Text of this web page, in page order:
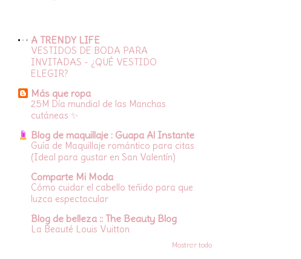
A TRENDY LIFE
VESTIDOS DE BODA PARA
INVITADAS - ¿QUÉ VESTIDO
ELEGIR?
Más que ropa
25M Día mundial de las Manchas
cutáneas ✨
Blog de maquillaje : Guapa Al Instante
Guía de Maquillaje romántico para citas
(Ideal para gustar en San Valentín)
Comparte Mi Moda
Cómo cuidar el cabello teñido para que
luzca espectacular
Blog de belleza :: The Beauty Blog
La Beauté Louis Vuitton
Mostrar todo